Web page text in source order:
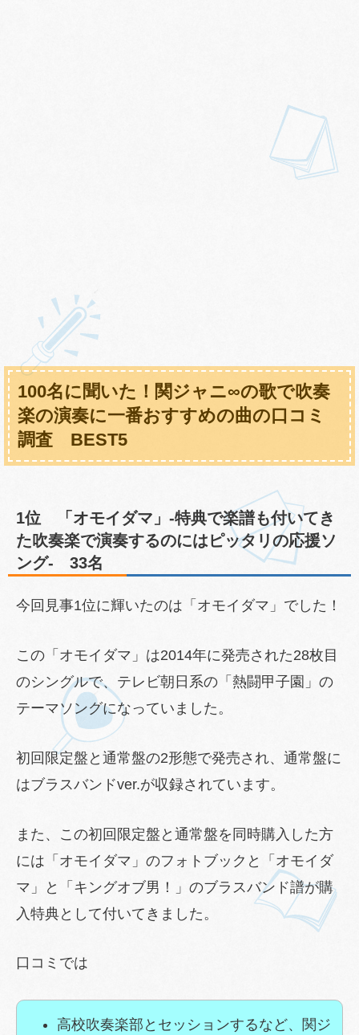
100名に聞いた！関ジャニ∞の歌で吹奏
楽の演奏に一番おすすめの曲の口コミ
調査 BEST5
1位 「オモイダマ」-特典で楽譜も付いてき
た吹奏楽で演奏するのにはピッタリの応援ソ
ング- 33名
今回見事1位に輝いたのは「オモイダマ」でした！
この「オモイダマ」は2014年に発売された28枚目
のシングルで、テレビ朝日系の「熱闘甲子園」の
テーマソングになっていました。
初回限定盤と通常盤の2形態で発売され、通常盤に
はブラスバンドver.が収録されています。
また、この初回限定盤と通常盤を同時購入した方
には「オモイダマ」のフォトブックと「オモイダ
マ」と「キングオブ男！」のブラスバンド譜が購
入特典として付いてきました。
口コミでは
高校吹奏楽部とセッションするなど、関ジ